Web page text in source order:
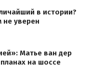
в истории?
не уверен
Матье ван дер
на шоссе